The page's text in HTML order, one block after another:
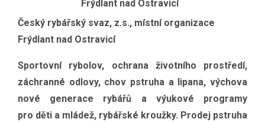
Český rybářský svaz, z.s., místní organizace
Frýdlant nad Ostravicí
Sportovní rybolov, ochrana životního prostředí,
záchranné odlovy, chov pstruha a lipana, výchova
nové generace rybářů a výukové programy
pro děti a mládež, rybářské kroužky. Prodej pstruha